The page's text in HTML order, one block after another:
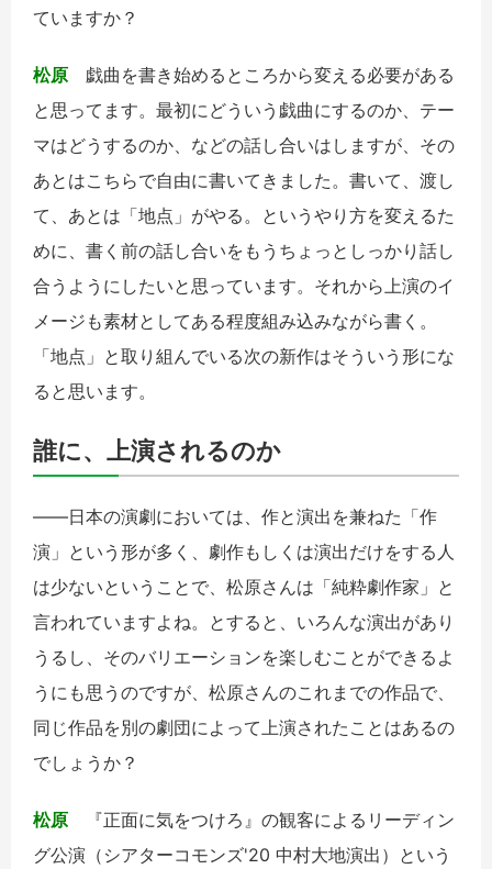
ていますか？
松原 戯曲を書き始めるところから変える必要がある
と思ってます。最初にどういう戯曲にするのか、テー
マはどうするのか、などの話し合いはしますが、その
あとはこちらで自由に書いてきました。書いて、渡し
て、あとは「地点」がやる。というやり方を変えるた
めに、書く前の話し合いをもうちょっとしっかり話し
合うようにしたいと思っています。それから上演のイ
メージも素材としてある程度組み込みながら書く。
「地点」と取り組んでいる次の新作はそういう形にな
ると思います。
誰に、上演されるのか
――日本の演劇においては、作と演出を兼ねた「作
演」という形が多く、劇作もしくは演出だけをする人
は少ないということで、松原さんは「純粋劇作家」と
言われていますよね。とすると、いろんな演出があり
うるし、そのバリエーションを楽しむことができるよ
うにも思うのですが、松原さんのこれまでの作品で、
同じ作品を別の劇団によって上演されたことはあるの
でしょうか？
松原 『正面に気をつけろ』の観客によるリーディン
グ公演（シアターコモンズ'20 中村大地演出）という